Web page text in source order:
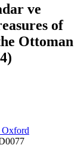
ve
of
Ottoman